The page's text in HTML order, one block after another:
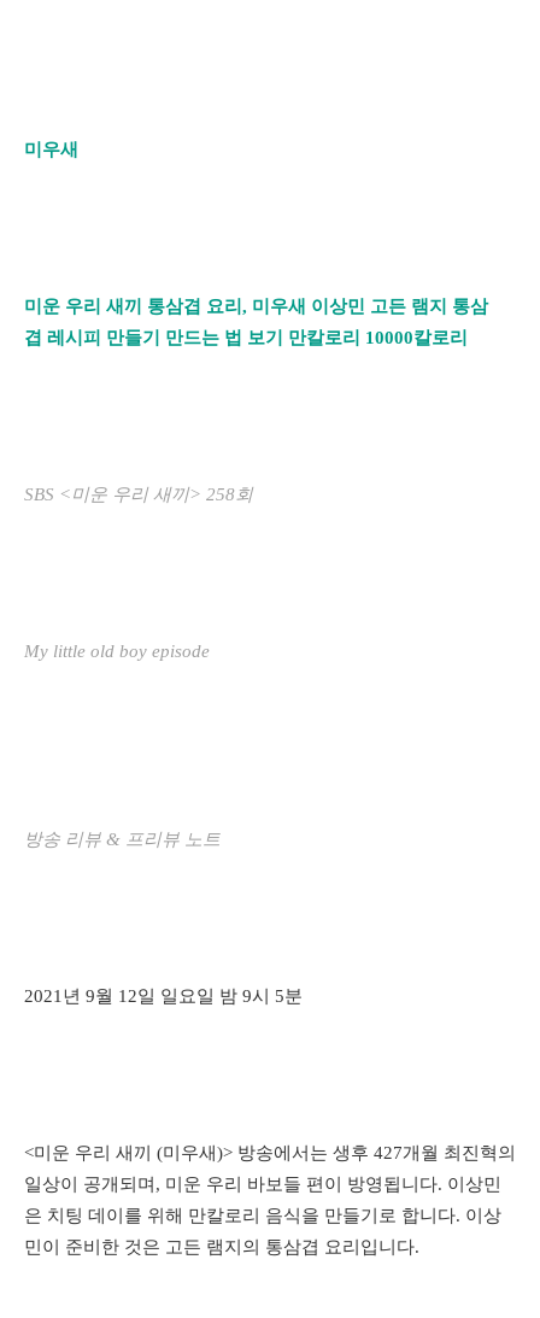
미우새
미운 우리 새끼 통삼겹 요리, 미우새 이상민 고든 램지 통삼
겹 레시피 만들기 만드는 법 보기 만칼로리 10000칼로리
SBS <미운 우리 새끼> 258회
My little old boy episode
방송 리뷰 & 프리뷰 노트
2021년 9월 12일 일요일 밤 9시 5분
<미운 우리 새끼 (미우새)> 방송에서는 생후 427개월 최진혁의
일상이 공개되며, 미운 우리 바보들 편이 방영됩니다. 이상민
은 치팅 데이를 위해 만칼로리 음식을 만들기로 합니다. 이상
민이 준비한 것은 고든 램지의 통삼겹 요리입니다.